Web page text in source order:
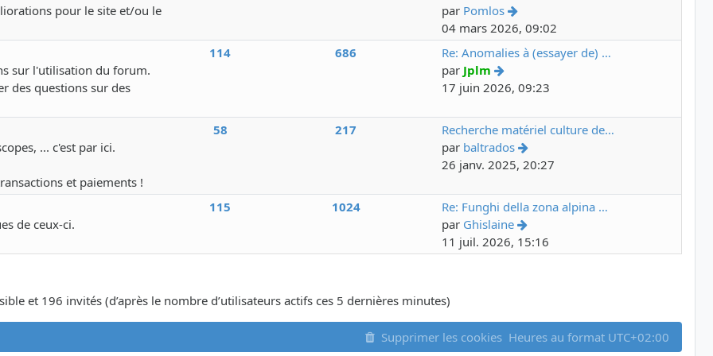
pour le site et/ou le
par Pomlos
04 mars 2026, 09:02
sur l'utilisation du forum.
des questions sur des
114 686
Re: Anomalies à (essayer de) …
par Jplm
17 juin 2026, 09:23
... c'est par ici.
et paiements !
58 217
Recherche matériel culture de…
par baltrados
26 janv. 2025, 20:27
de ceux-ci.
115 1024
Re: Funghi della zona alpina …
par Ghislaine
11 juil. 2026, 15:16
et 196 invités (d’après le nombre d’utilisateurs actifs ces 5 dernières minutes)
Supprimer les cookies Heures au format UTC+02:00